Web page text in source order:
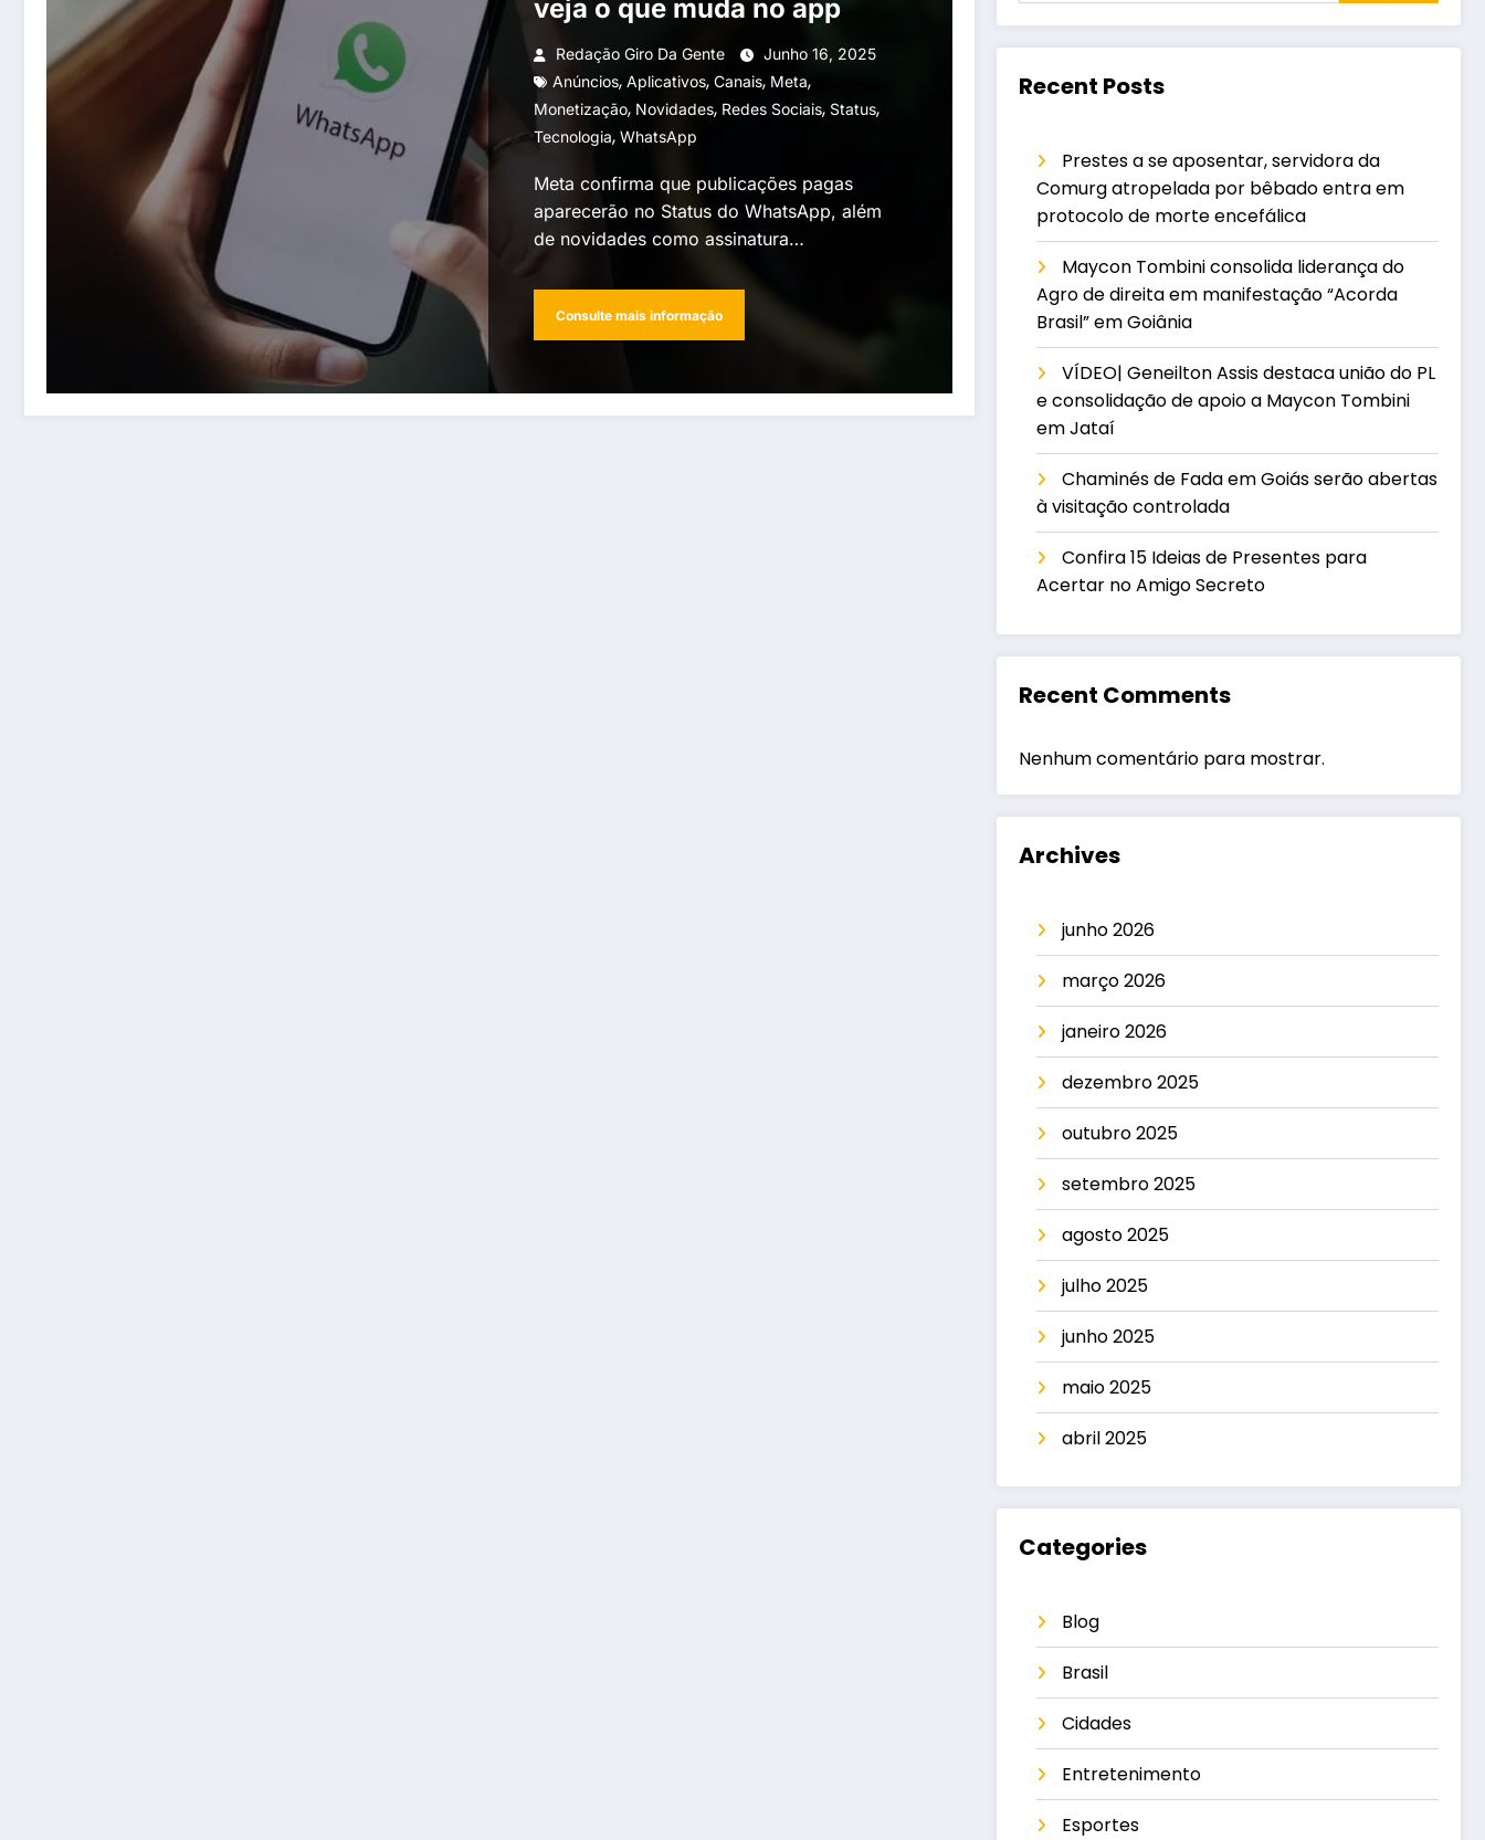
veja o que muda no app
Redação Giro Da Gente
Junho 16, 2025
Anúncios, Aplicativos, Canais, Meta,
Monetização, Novidades, Redes Sociais, Status,
Tecnologia, WhatsApp
Meta confirma que publicações pagas
aparecerão no Status do WhatsApp, além
de novidades como assinatura…
Consulte mais informação
Recent Posts
Prestes a se aposentar, servidora da
Comurg atropelada por bêbado entra em
protocolo de morte encefálica
Maycon Tombini consolida liderança do
Agro de direita em manifestação “Acorda
Brasil” em Goiânia
VÍDEO| Geneilton Assis destaca união do PL
e consolidação de apoio a Maycon Tombini
em Jataí
Chaminés de Fada em Goiás serão abertas
à visitação controlada
Confira 15 Ideias de Presentes para
Acertar no Amigo Secreto
Recent Comments
Nenhum comentário para mostrar.
Archives
junho 2026
março 2026
janeiro 2026
dezembro 2025
outubro 2025
setembro 2025
agosto 2025
julho 2025
junho 2025
maio 2025
abril 2025
Categories
Blog
Brasil
Cidades
Entretenimento
Esportes